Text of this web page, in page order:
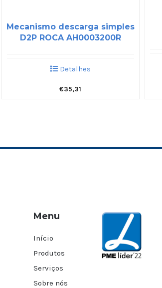
Mecanismo descarga simples
D2P ROCA AH0003200R
Detalhes
€35,31
Menu
Início
Produtos
Serviços
Sobre nós